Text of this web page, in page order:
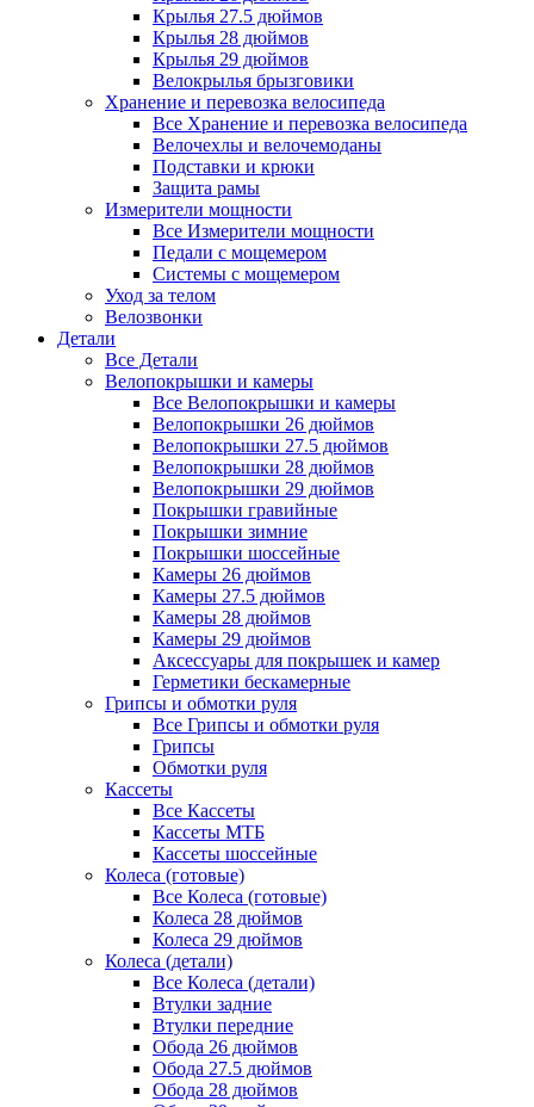
Крылья 27.5 дюймов
Крылья 28 дюймов
Крылья 29 дюймов
Велокрылья брызговики
Хранение и перевозка велосипеда
Все Хранение и перевозка велосипеда
Велочехлы и велочемоданы
Подставки и крюки
Защита рамы
Измерители мощности
Все Измерители мощности
Педали с мощемером
Системы с мощемером
Уход за телом
Велозвонки
Детали
Все Детали
Велопокрышки и камеры
Все Велопокрышки и камеры
Велопокрышки 26 дюймов
Велопокрышки 27.5 дюймов
Велопокрышки 28 дюймов
Велопокрышки 29 дюймов
Покрышки гравийные
Покрышки зимние
Покрышки шоссейные
Камеры 26 дюймов
Камеры 27.5 дюймов
Камеры 28 дюймов
Камеры 29 дюймов
Аксессуары для покрышек и камер
Герметики бескамерные
Грипсы и обмотки руля
Все Грипсы и обмотки руля
Грипсы
Обмотки руля
Кассеты
Все Кассеты
Кассеты МТБ
Кассеты шоссейные
Колеса (готовые)
Все Колеса (готовые)
Колеса 28 дюймов
Колеса 29 дюймов
Колеса (детали)
Все Колеса (детали)
Втулки задние
Втулки передние
Обода 26 дюймов
Обода 27.5 дюймов
Обода 28 дюймов